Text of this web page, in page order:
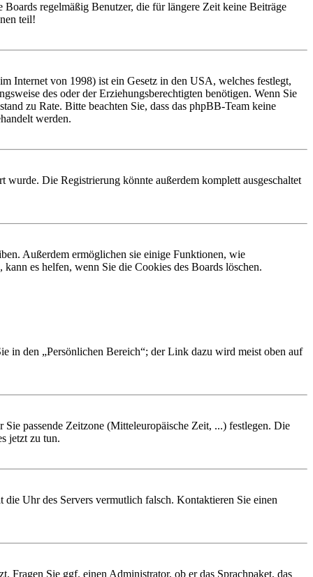
regelmäßig Benutzer, die für längere Zeit keine Beiträge
teil!
Internet von 1998) ist ein Gesetz in den USA, welches festlegt,
des oder der Erziehungsberechtigten benötigen. Wenn Sie
zu Rate. Bitte beachten Sie, dass das phpBB-Team keine
werden.
Die Registrierung könnte außerdem komplett ausgeschaltet
Außerdem ermöglichen sie einige Funktionen, wie
es helfen, wenn Sie die Cookies des Boards löschen.
in den „Persönlichen Bereich“; der Link dazu wird meist oben auf
passende Zeitzone (Mitteleuropäische Zeit, ...) festlegen. Die
jetzt zu tun.
Uhr des Servers vermutlich falsch. Kontaktieren Sie einen
Fragen Sie ggf. einen Administrator, ob er das Sprachpaket, das